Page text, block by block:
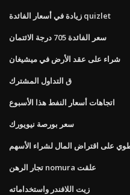
زيادة في أسعار الفائدة quizlet
سعر الفائدة 705 درجة الائتمان
شراء على عقد الأرض في ميشيغان
ق التداول المشترك
اتجاهات أسعار النفط هذا الأسبوع
سعر بورصة نيويورك
على اقتراض المال لشراء الأسهم
تجار الرهن nomura علقت
زيت اللافندر واستخداماته